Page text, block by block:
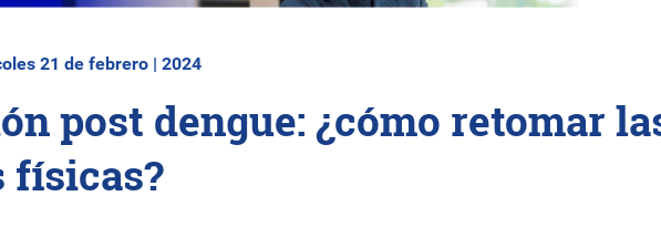
21 de febrero | 2024
post dengue: ¿cómo retomar
físicas?